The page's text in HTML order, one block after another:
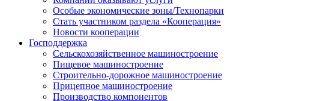
Особые экономические зоны/Технопарки
Стать участником раздела «Кооперация»
Новости кооперации
Господдержка
Сельскохозяйственное машиностроение
Пищевое машиностроение
Строительно-дорожное машиностроение
Прицепное машиностроение
Производство компонентов